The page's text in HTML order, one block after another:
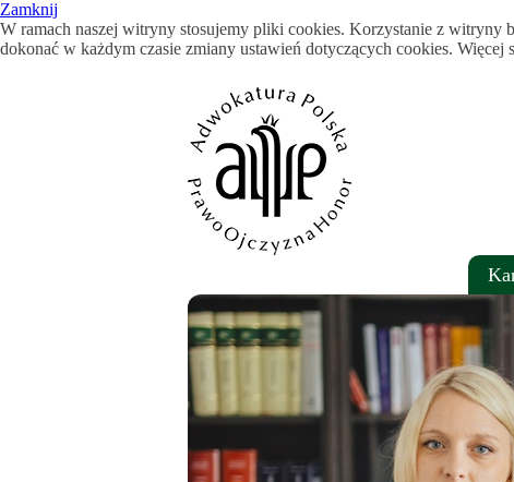
Zamknij
W ramach naszej witryny stosujemy pliki cookies. Korzystanie z witryny
dokonać w każdym czasie zmiany ustawień dotyczących cookies. Więcej